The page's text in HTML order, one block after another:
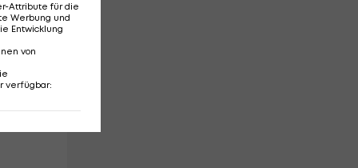
Attribute für die
Werbung und
Entwicklung
von
verfügbar: